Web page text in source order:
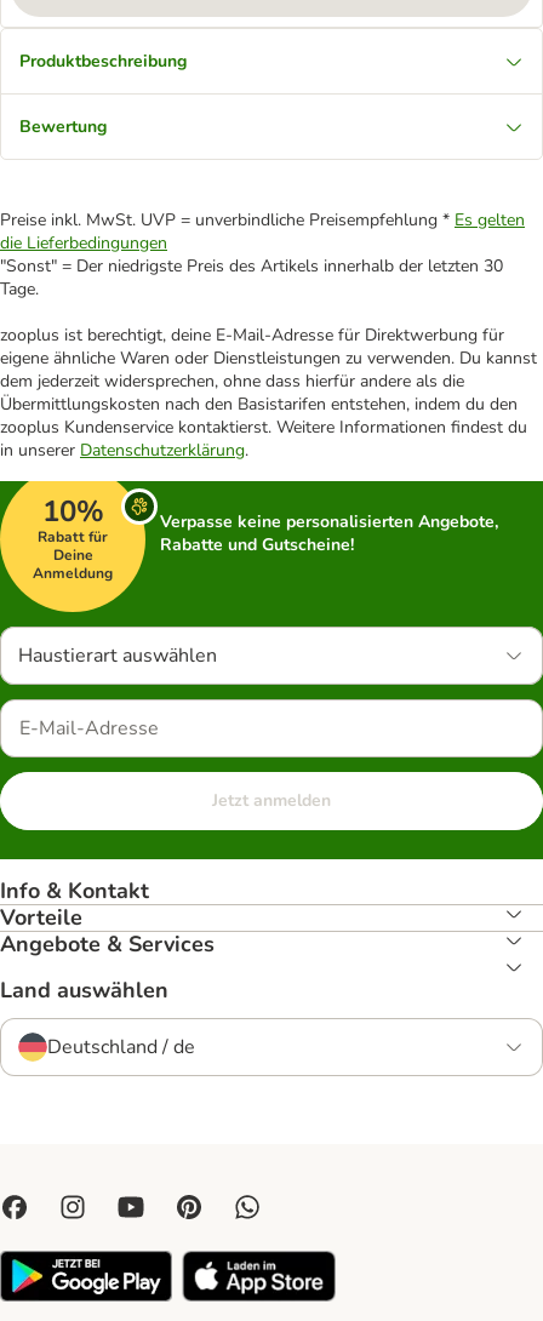
Produktbeschreibung
Bewertung
Preise inkl. MwSt. UVP = unverbindliche Preisempfehlung * Es gelten
die Lieferbedingungen
"Sonst" = Der niedrigste Preis des Artikels innerhalb der letzten 30
Tage.
zooplus ist berechtigt, deine E-Mail-Adresse für Direktwerbung für
eigene ähnliche Waren oder Dienstleistungen zu verwenden. Du kannst
dem jederzeit widersprechen, ohne dass hierfür andere als die
Übermittlungskosten nach den Basistarifen entstehen, indem du den
zooplus Kundenservice kontaktierst. Weitere Informationen findest du
in unserer Datenschutzerklärung.
10%
Rabatt für
Deine
Anmeldung
Verpasse keine personalisierten Angebote,
Rabatte und Gutscheine!
Haustierart auswählen
Jetzt anmelden
Info & Kontakt
Vorteile
Angebote & Services
Land auswählen
Deutschland / de